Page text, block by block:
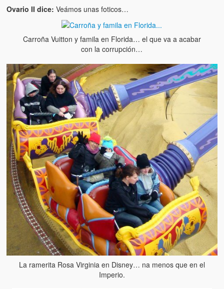
Ovario II dice: Veámos unas foticos…
Carroña Vuitton y famila en Florida… el que va a acabar
con la corrupción…
La ramerita Rosa Virginia en Disney… na menos que en el
Imperio.